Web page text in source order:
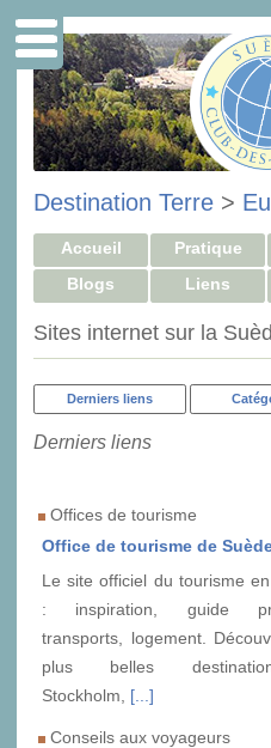
Destination Terre >
Accueil Pratique
Blogs
Liens
Sites internet sur la
Derniers liens
Derniers liens
Offices de tourisme
Office de tourisme de
Le site officiel du tourisme
: inspiration, guide
transports, logement.
plus belles
Stockholm, [...]
Conseils aux voyageurs